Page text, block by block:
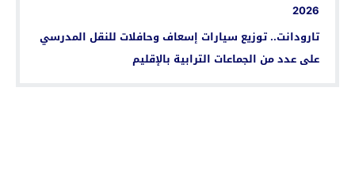
2026
تارودانت.. توزيع سيارات إسعاف وحافلات للنقل المدرسي
على عدد من الجماعات الترابية بالإقليم